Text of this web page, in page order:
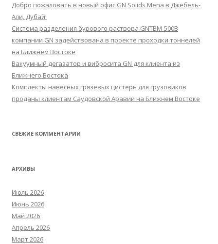
Добро пожаловать в новый офис GN Solids Mena в Джебель-
Али, Дубай!
Система разделения бурового раствора GNTBM-500B
компании GN задействована в проекте проходки тоннелей
на Ближнем Востоке
Вакуумный дегазатор и вибросита GN для клиента из
Ближнего Востока
Комплекты навесных грязевых цистерн для грузовиков
проданы клиентам Саудовской Аравии на Ближнем Востоке
СВЕЖИЕ КОММЕНТАРИИ
АРХИВЫ
Июль 2026
Июнь 2026
Май 2026
Апрель 2026
Март 2026